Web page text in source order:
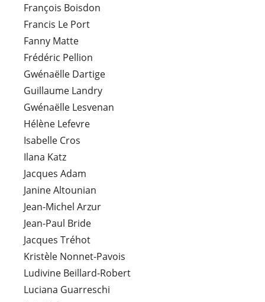
François Boisdon
Francis Le Port
Fanny Matte
Frédéric Pellion
Gwénaëlle Dartige
Guillaume Landry
Gwénaëlle Lesvenan
Hélène Lefevre
Isabelle Cros
Ilana Katz
Jacques Adam
Janine Altounian
Jean-Michel Arzur
Jean-Paul Bride
Jacques Tréhot
Kristèle Nonnet-Pavois
Ludivine Beillard-Robert
Luciana Guarreschi